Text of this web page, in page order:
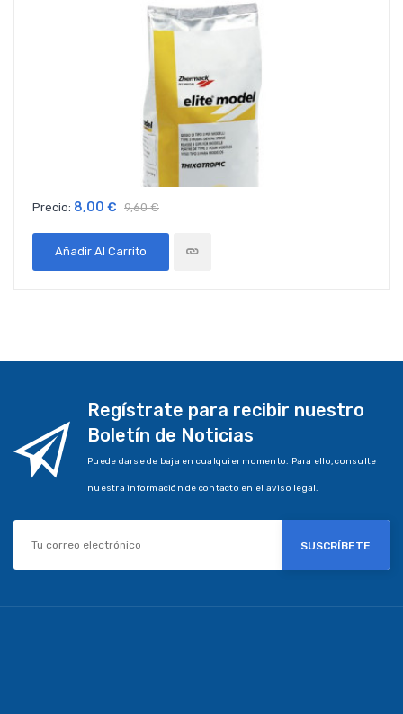
Precio: 8,00 € 9,60 €
Añadir Al Carrito
Regístrate para recibir nuestro
Boletín de Noticias
Puede darse de baja en cualquier momento. Para ello, consulte
nuestra información de contacto en el aviso legal.
SUSCRÍBETE